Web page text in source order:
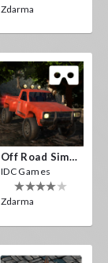
Zdarma
Off Road Simulator VR
IDC Games
Zdarma